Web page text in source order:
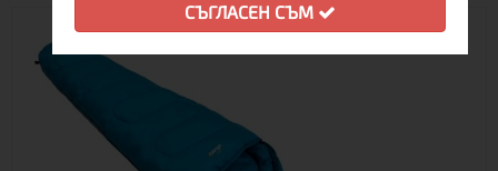
СЪГЛАСЕН СЪМ